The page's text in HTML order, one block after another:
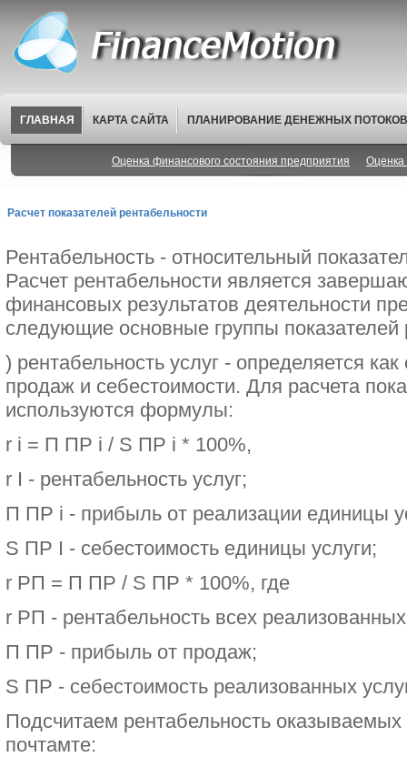
ГЛАВНАЯ КАРТА САЙТА ПЛАНИРОВАНИЕ ДЕНЕЖНЫХ ПОТОКОВ
Оценка финансового состояния предприятия Оценка
Расчет показателей рентабельности
Рентабельность - относительный
Расчет рентабельности является
финансовых результатов деятельности
следующие основные группы показателей
) рентабельность услуг - определяется
продаж и себестоимости. Для расчета
используются формулы:
r i = П ПР i / S ПР i * 100%,
r I - рентабельность услуг;
П ПР i - прибыль от реализации единицы
S ПР I - себестоимость единицы услуги;
r РП = П ПР / S ПР * 100%, где
r РП - рентабельность всех реализованных
П ПР - прибыль от продаж;
S ПР - себестоимость реализованных
Подсчитаем рентабельность
почтамте: